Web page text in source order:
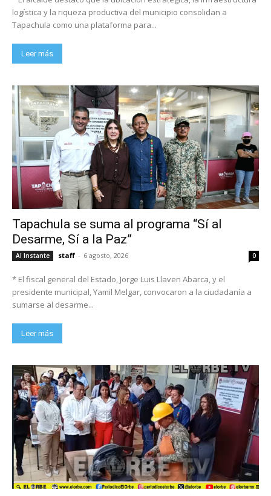
logística y la riqueza productiva del municipio consolidan a
Tapachula como una plataforma para...
Leer más
Tapachula se suma al programa “Sí al
Desarme, Sí a la Paz”
Al Instante staff - 6 agosto, 2026 0
* El fiscal general del Estado, Jorge Luis Llaven Abarca, y el
presidente municipal, Yamil Melgar, convocaron a la ciudadanía a
sumarse al desarme...
Leer más